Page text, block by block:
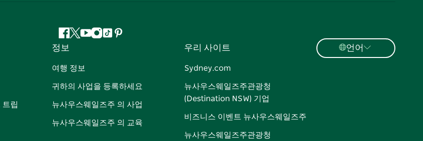
페
이
지 유 인
램
틱
핀
트
트립
정보
여행 정보
귀하의 사업을 등록하세요
뉴사우스웨일즈주 의 사업
뉴사우스웨일즈주 의 교육
우리 사이트
Sydney.com
뉴사우스웨일즈주관광청
(Destination NSW) 기업
비즈니스 이벤트 뉴사우스웨일즈주
뉴사우스웨일즈주관광청
언어